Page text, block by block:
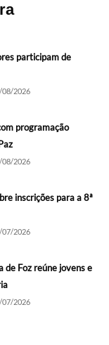
participam de
08/2026
programação
08/2026
inscrições para a 8ª
07/2026
de Foz reúne jovens e
07/2026